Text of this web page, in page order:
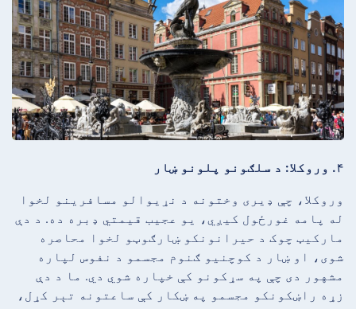
۴. وروکلا: د سلګونو پلونو ښار
وروکلا، چې ډیری وختونه د نړیوالو مسافرینو لخوا
له پامه غورځول کیږي، یو عجیب قیمتي ډبره ده. د دې
مارکیټ چوک د حیرانونکو ښارګوټو لخوا محاصره
شوی، او ښار د کوچنیو ګنوم مجسمو د نفوس لپاره
مشهور دی چې په سړکونو کې خپاره شوي دي. ما د دې
زړه راښکونکو مجسمو په ښکار کې ساعتونه تېر کړل،